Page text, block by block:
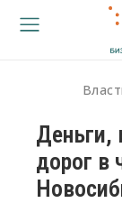
Деньги,
дорог в